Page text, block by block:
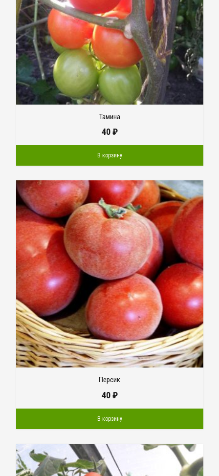
Тамина
40₽
В корзину
Персик
40₽
В корзину